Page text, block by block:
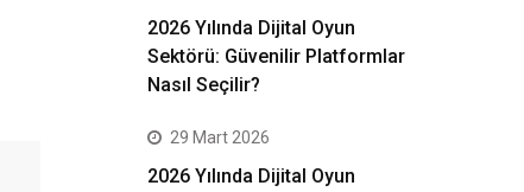
2026 Yılında Dijital Oyun
Sektörü: Güvenilir Platformlar
Nasıl Seçilir?
29 Mart 2026
2026 Yılında Dijital Oyun